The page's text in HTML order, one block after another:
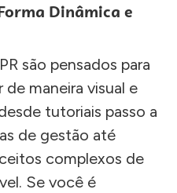
Dinâmica e
são pensados para
maneira visual e
tutoriais passo a
de gestão até
complexos de
Se você é